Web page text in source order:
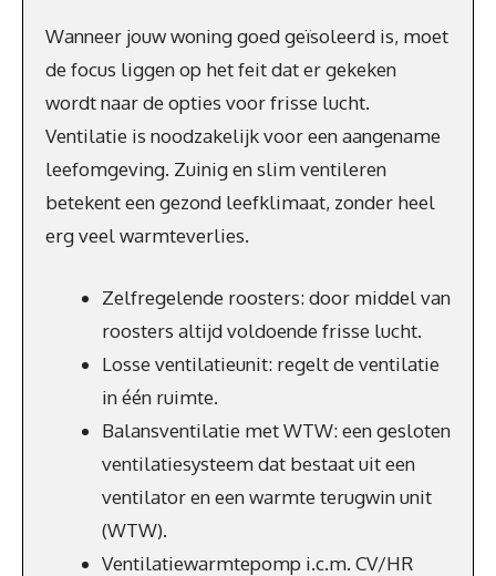
Wanneer jouw woning goed geïsoleerd is, moet
de focus liggen op het feit dat er gekeken
wordt naar de opties voor frisse lucht.
Ventilatie is noodzakelijk voor een aangename
leefomgeving. Zuinig en slim ventileren
betekent een gezond leefklimaat, zonder heel
erg veel warmteverlies.
Zelfregelende roosters: door middel van
roosters altijd voldoende frisse lucht.
Losse ventilatieunit: regelt de ventilatie
in één ruimte.
Balansventilatie met WTW: een gesloten
ventilatiesysteem dat bestaat uit een
ventilator en een warmte terugwin unit
(WTW).
Ventilatiewarmtepomp i.c.m. CV/HR